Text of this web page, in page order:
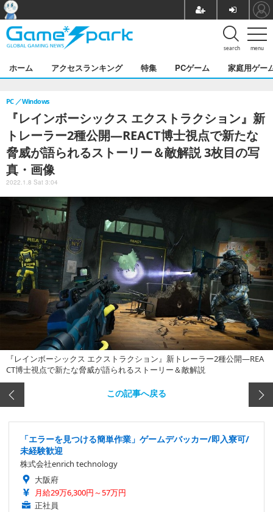
menu
search
ホーム アクセスランキング 特集 PCゲーム 家庭用ゲー
『レインボーシックス エクストラクション』新
トレーラー2種公開―REACT博士視点で新たな
脅威が語られるストーリー＆敵解説 3枚目の写
真・画像
PC Windows
2022.1.8 Sat 3:04
『レインボーシックス エクストラクション』新トレーラー2種公開―REA
CT博士視点で新たな脅威が語られるストーリー＆敵解説
この記事へ戻る
「エラーを見つける簡単作業」ゲームデバッカー/即入寮可/
未経験歓迎
株式会社enrich technology
大阪府
月給29万6,300円～57万円
正社員